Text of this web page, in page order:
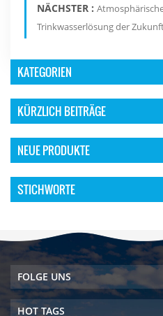
NÄCHSTER :
Trinkwasserlösung der
KATEGORIEN
KÜRZLICH BEITRÄGE
NEUE PRODUKTE
STICHWORTE
FOLGE UNS
HOT TAGS